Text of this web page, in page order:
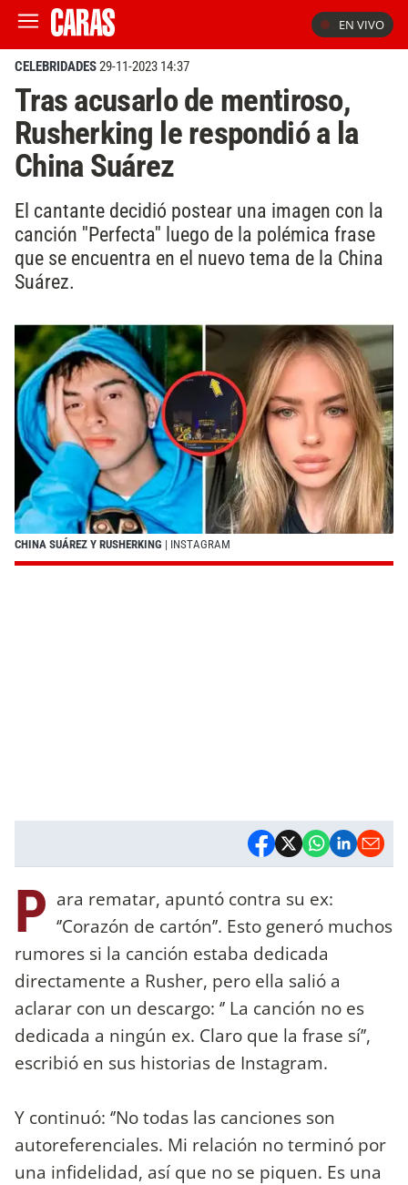
EN VIVO
CELEBRIDADES29-11-2023 14:37
Tras acusarlo de mentiroso,
Rusherking le respondió a la
China Suárez
El cantante decidió postear una imagen con la
canción ''Perfecta'' luego de la polémica frase
que se encuentra en el nuevo tema de la China
Suárez.
CHINA SUÁREZ Y RUSHERKING | INSTAGRAM
P ara rematar, apuntó contra su ex:
‘’Corazón de cartón’’. Esto generó muchos
rumores si la canción estaba dedicada
directamente a Rusher, pero ella salió a
aclarar con un descargo: ‘’ La canción no es
dedicada a ningún ex. Claro que la frase sí’’,
escribió en sus historias de Instagram.
Y continuó: ‘’No todas las canciones son
autoreferenciales. Mi relación no terminó por
una infidelidad, así que no se piquen. Es una